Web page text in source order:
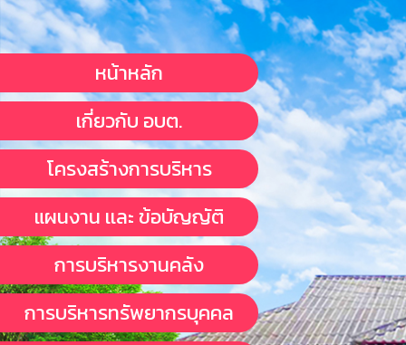
หน้าหลัก
เกี่ยวกับ อบต.
โครงสร้างการบริหาร
แผนงาน เเละ ข้อบัญญัติ
การบริหารงานคลัง
การบริหารทรัพยากรบุคคล